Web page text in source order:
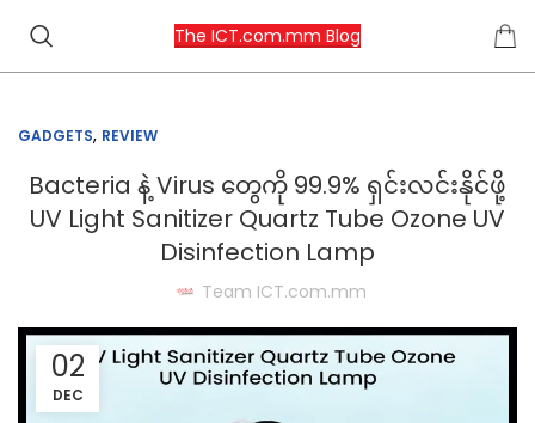
The ICT.com.mm Blog
GADGETS, REVIEW
Bacteria နဲ့ Virus တွေကို 99.9% ရှင်းလင်းနိုင်ဖို့
UV Light Sanitizer Quartz Tube Ozone UV
Disinfection Lamp
Team ICT.com.mm
02
DEC